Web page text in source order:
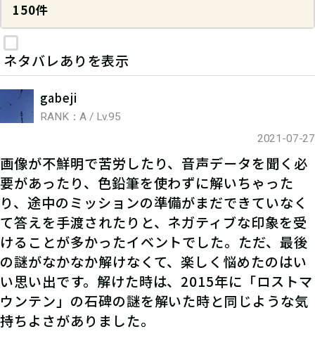
150件
ネタバレありを表示
gabeji
RANK：A / Lv.95
2021-07-27
画像が不鮮明で苦労したり、音声データを聞く必
要があったり、色鉛筆を使わずに解いちゃった
り、途中のミッションの準備がまだできていなく
て答えを手渡されたりと、ネガティブな印象を受
けることが多かったイベントでした。ただ、最後
の謎がなかなか解けなくて、楽しく悩めたのはい
い思い出です。解けた時は、2015年に「ロストマ
ウンテン」の石碑の謎を解いた時と同じような気
持ちよさがありました。